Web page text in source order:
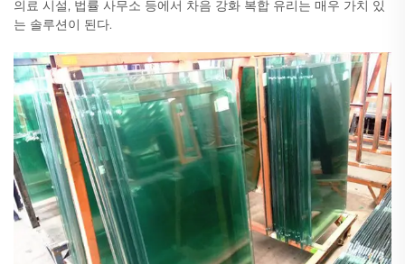
의료 시설, 법률 사무소 등에서 차음 강화 복합 유리는 매우 가치 있
는 솔루션이 된다.